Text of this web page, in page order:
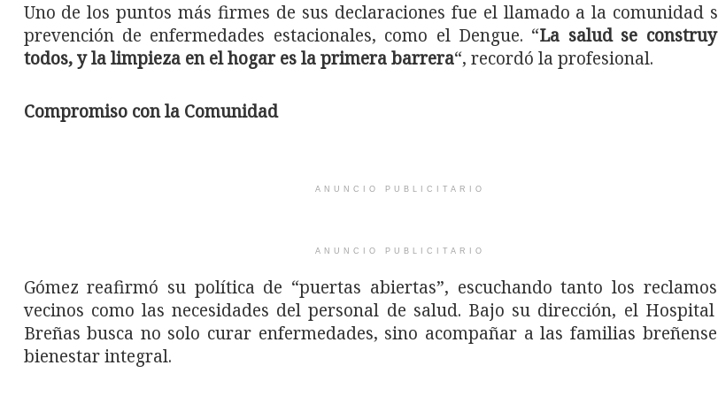
Uno de los puntos más firmes de sus declaraciones fue el llamado a la comunidad
prevención de enfermedades estacionales, como el Dengue. “La salud se
todos, y la limpieza en el hogar es la primera barrera“, recordó la profesional.
Compromiso con la Comunidad
ANUNCIO PUBLICITARIO
ANUNCIO PUBLICITARIO
Gómez reafirmó su política de “puertas abiertas”, escuchando tanto los
vecinos como las necesidades del personal de salud. Bajo su dirección, el
Breñas busca no solo curar enfermedades, sino acompañar a las familias
bienestar integral.